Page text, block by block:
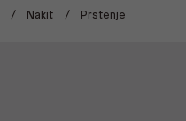
Nakit Prstenje